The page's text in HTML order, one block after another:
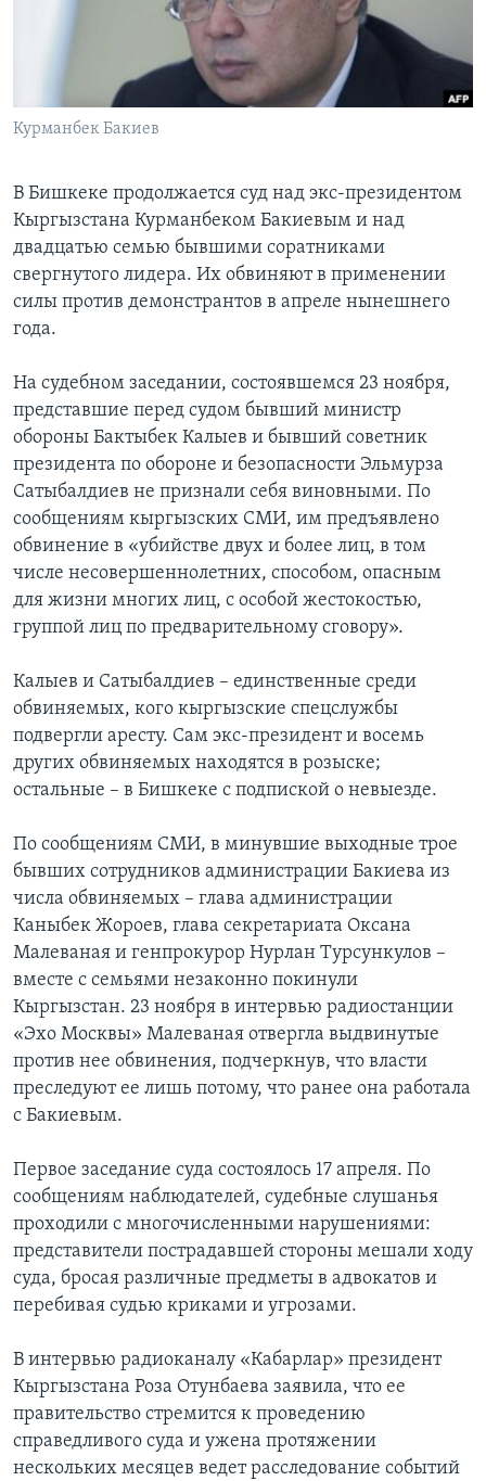
СОЦИАЛЬНЫЕ СЕТИ
Языки
Курманбек Бакиев
В Бишкеке продолжается суд над экс-президентом
Кыргызстана Курманбеком Бакиевым и над
двадцатью семью бывшими соратниками
свергнутого лидера. Их обвиняют в применении
силы против демонстрантов в апреле нынешнего
года.
На судебном заседании, состоявшемся 23 ноября,
представшие перед судом бывший министр
обороны Бактыбек Калыев и бывший советник
президента по обороне и безопасности Эльмурза
Сатыбалдиев не признали себя виновными. По
сообщениям кыргызских СМИ, им предъявлено
обвинение в «убийстве двух и более лиц, в том
числе несовершеннолетних, способом, опасным
для жизни многих лиц, с особой жестокостью,
группой лиц по предварительному сговору».
Калыев и Сатыбалдиев – единственные среди
обвиняемых, кого кыргызские спецслужбы
подвергли аресту. Сам экс-президент и восемь
других обвиняемых находятся в розыске;
остальные – в Бишкеке с подпиской о невыезде.
По сообщениям СМИ, в минувшие выходные трое
бывших сотрудников администрации Бакиева из
числа обвиняемых – глава администрации
Каныбек Жороев, глава секретариата Оксана
Малеваная и генпрокурор Нурлан Турсункулов –
вместе с семьями незаконно покинули
Кыргызстан. 23 ноября в интервью радиостанции
«Эхо Москвы» Малеваная отвергла выдвинутые
против нее обвинения, подчеркнув, что власти
преследуют ее лишь потому, что ранее она работала
с Бакиевым.
Первое заседание суда состоялось 17 апреля. По
сообщениям наблюдателей, судебные слушанья
проходили с многочисленными нарушениями:
представители пострадавшей стороны мешали ходу
суда, бросая различные предметы в адвокатов и
перебивая судью криками и угрозами.
В интервью радиоканалу «Кабарлар» президент
Кыргызстана Роза Отунбаева заявила, что ее
правительство стремится к проведению
справедливого суда и ужена протяжении
нескольких месяцев ведет расследование событий